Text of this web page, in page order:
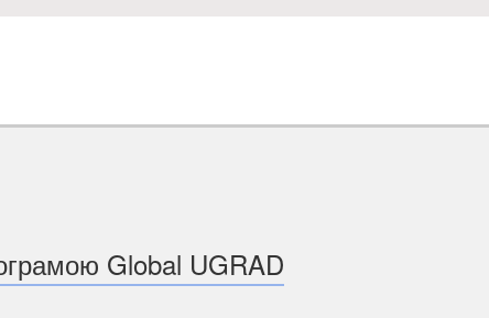
Global UGRAD